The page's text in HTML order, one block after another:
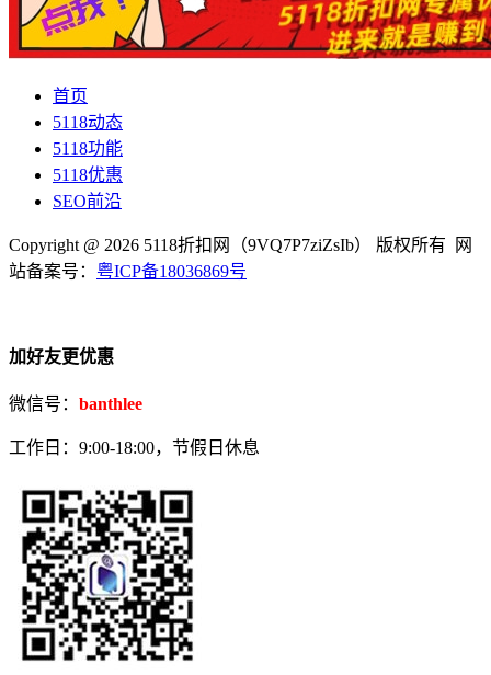
首页
5118动态
5118功能
5118优惠
SEO前沿
Copyright @ 2026 5118折扣网（9VQ7P7ziZsIb） 版权所有 网
站备案号： 粤ICP备18036869号
加好友更优惠
微信号： banthlee
工作日：9:00-18:00，节假日休息